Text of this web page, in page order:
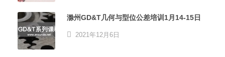
滁州GD&T几何与型位公差培训1月14-15日
2021年12月6日